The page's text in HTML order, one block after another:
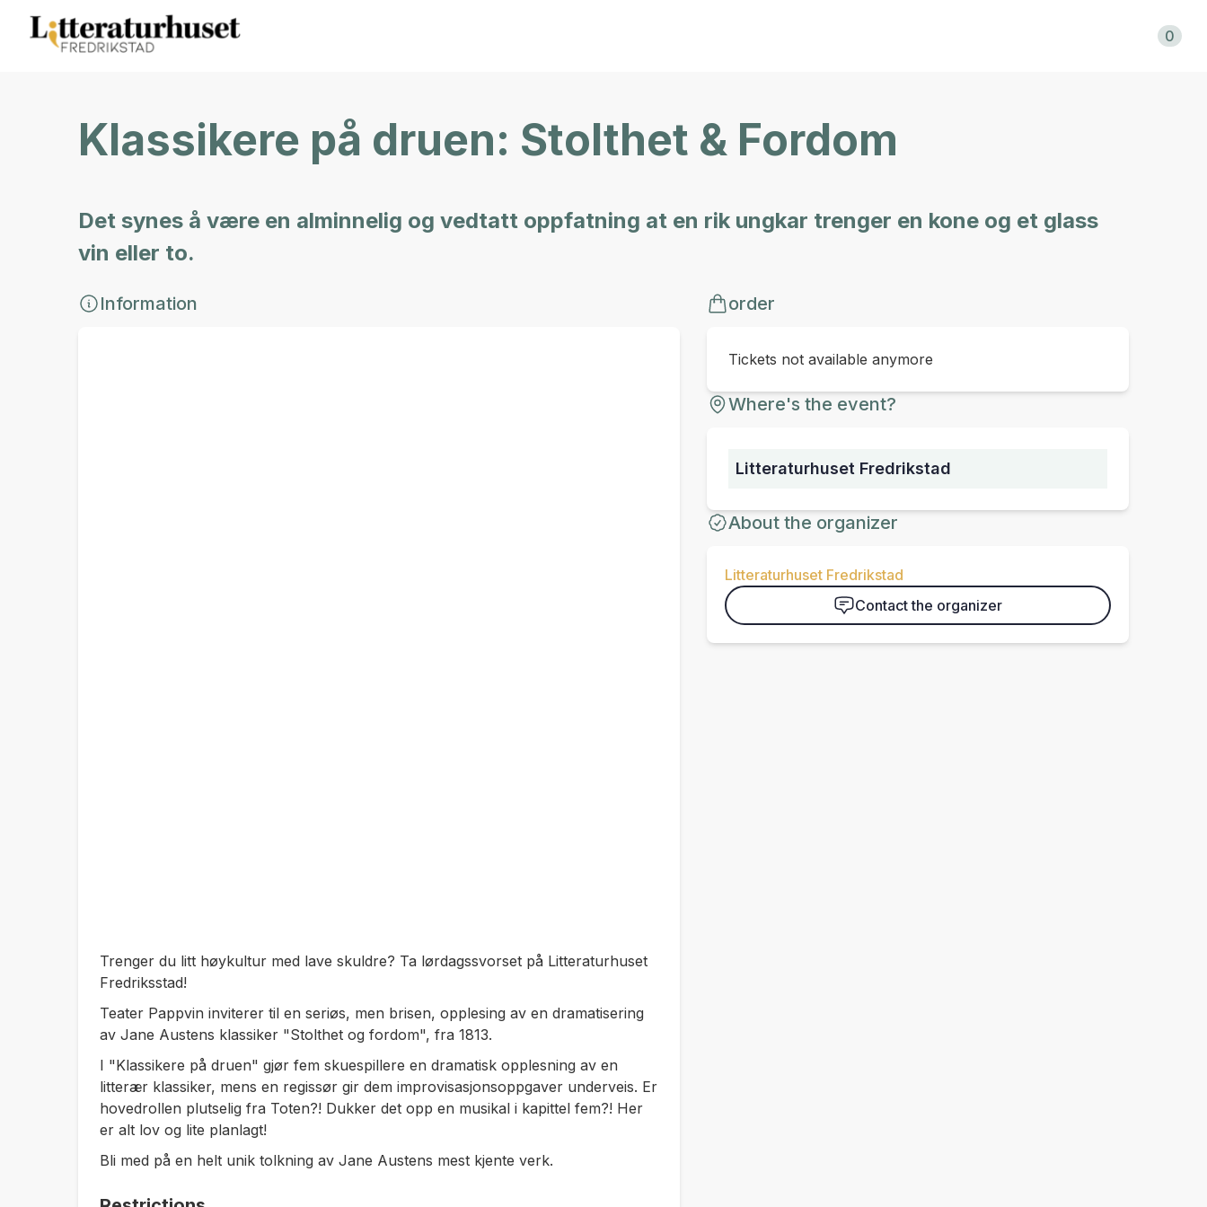
0
Klassikere på druen: Stolthet & Fordom
Det synes å være en alminnelig og vedtatt oppfatning at en rik ungkar trenger en kone og et glass
vin eller to.
Information
Trenger du litt høykultur med lave skuldre? Ta lørdagssvorset på Litteraturhuset
Fredriksstad!
Teater Pappvin inviterer til en seriøs, men brisen, opplesing av en dramatisering
av Jane Austens klassiker "Stolthet og fordom", fra 1813.
I "Klassikere på druen" gjør fem skuespillere en dramatisk opplesning av en
litterær klassiker, mens en regissør gir dem improvisasjonsoppgaver underveis. Er
hovedrollen plutselig fra Toten?! Dukker det opp en musikal i kapittel fem?! Her
er alt lov og lite planlagt!
Bli med på en helt unik tolkning av Jane Austens mest kjente verk.
order
Tickets not available anymore
Where's the event?
Litteraturhuset Fredrikstad
About the organizer
Litteraturhuset Fredrikstad
Contact the organizer